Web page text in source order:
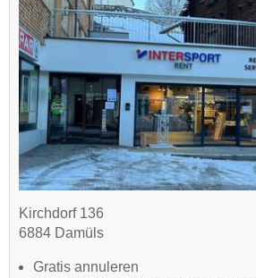
Kirchdorf 136
6884 Damüls
Gratis annuleren